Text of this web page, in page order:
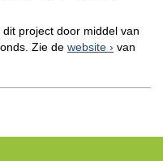
project door middel van
Zie de website
van